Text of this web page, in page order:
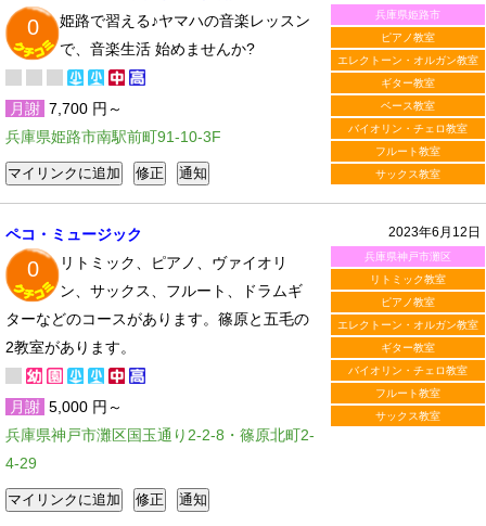
兵庫県姫路市
ピアノ教室
エレクトーン・オルガン教室
ギター教室
ベース教室
バイオリン・チェロ教室
フルート教室
サックス教室
0
姫路で習える♪ヤマハの音楽レッスン
で、音楽生活 始めませんか?
月謝 7,700 円～
兵庫県姫路市南駅前町91-10-3F
2023年6月12日
兵庫県神戸市灘区
リトミック教室
ピアノ教室
エレクトーン・オルガン教室
ギター教室
バイオリン・チェロ教室
フルート教室
サックス教室
ペコ・ミュージック
0
リトミック、ピアノ、ヴァイオリ
ン、サックス、フルート、ドラムギ
ターなどのコースがあります。篠原と五毛の
2教室があります。
月謝 5,000 円～
兵庫県神戸市灘区国玉通り2-2-8・篠原北町2-
4-29